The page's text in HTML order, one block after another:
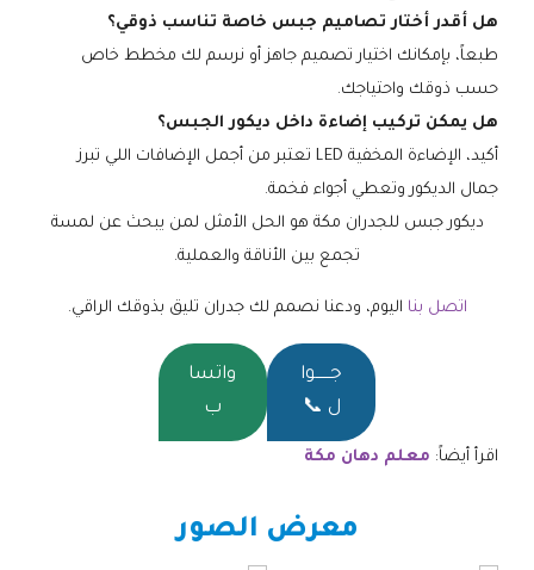
هل أقدر أختار تصاميم جبس خاصة تناسب ذوقي؟
طبعاً، بإمكانك اختيار تصميم جاهز أو نرسم لك مخطط خاص
حسب ذوقك واحتياجك.
هل يمكن تركيب إضاءة داخل ديكور الجبس؟
أكيد، الإضاءة المخفية LED تعتبر من أجمل الإضافات اللي تبرز
جمال الديكور وتعطي أجواء فخمة.
ديكور جبس للجدران مكة هو الحل الأمثل لمن يبحث عن لمسة
تجمع بين الأناقة والعملية.
اتصل بنا اليوم، ودعنا نصمم لك جدران تليق بذوقك الراقي.
جــــــوا
ل 📞
واتسا
ب
اقرأ أيضاً: معلم دهان مكة
معرض الصور